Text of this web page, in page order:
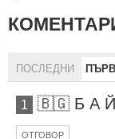
ПОСЛЕДНИ
1 🇧🇬 Б А Й
ОТГОВОР